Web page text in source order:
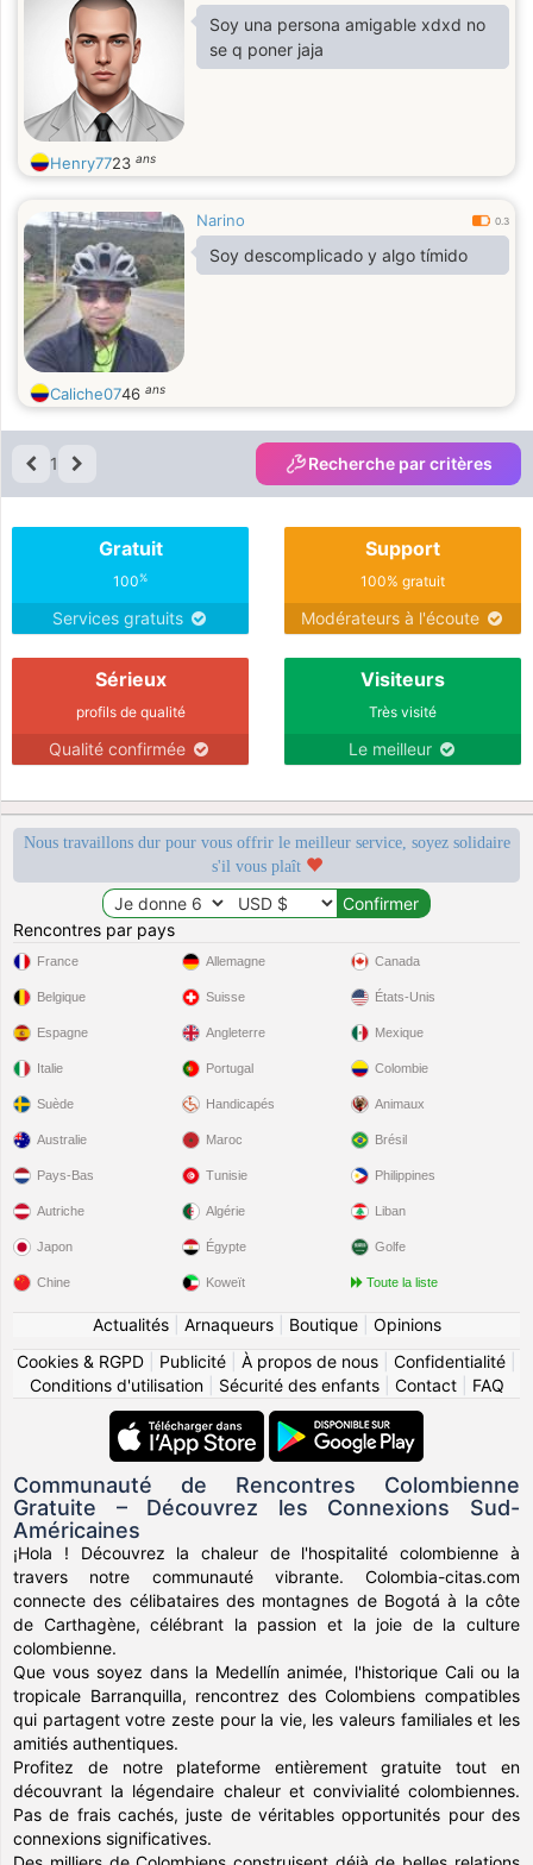
Soy una persona amigable xdxd no
se q poner jaja
Henry7723 ans
Narino 0.3
Soy descomplicado y algo tímido
Caliche0746 ans
1 Recherche par critères
Gratuit
100%
Services gratuits
Support
100% gratuit
Modérateurs à l'écoute
Sérieux
profils de qualité
Qualité confirmée
Visiteurs
Très visité
Le meilleur
Nous travaillons dur pour vous offrir le meilleur service, soyez solidaire
s'il vous plaît
Rencontres par pays
France
Belgique
Espagne
Italie
Suède
Allemagne
Suisse
Angleterre
Portugal
Handicapés
Canada
États-Unis
Mexique
Colombie
Animaux
Australie
Pays-Bas
Autriche
Japon
Chine
Maroc
Tunisie
Algérie
Égypte
Koweït
Brésil
Philippines
Liban
Golfe
Toute la liste
Actualités| Arnaqueurs| Boutique| Opinions
Cookies & RGPD
Publicité À propos de nous Confidentialité
Conditions d'utilisation| Sécurité des enfants| Contact| FAQ
Communauté de Rencontres Colombienne
Gratuite – Découvrez les Connexions Sud-
Américaines
¡Hola ! Découvrez la chaleur de l'hospitalité colombienne à
travers notre communauté vibrante. Colombia-citas.com
connecte des célibataires des montagnes de Bogotá à la côte
de Carthagène, célébrant la passion et la joie de la culture
colombienne.
Que vous soyez dans la Medellín animée, l'historique Cali ou la
tropicale Barranquilla, rencontrez des Colombiens compatibles
qui partagent votre zeste pour la vie, les valeurs familiales et les
amitiés authentiques.
Profitez de notre plateforme entièrement gratuite tout en
découvrant la légendaire chaleur et convivialité colombiennes.
Pas de frais cachés, juste de véritables opportunités pour des
connexions significatives.